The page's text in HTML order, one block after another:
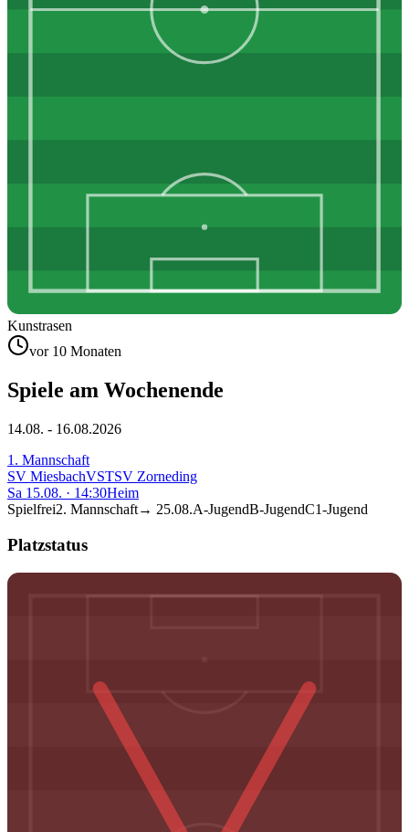
Kunstrasen
vor 10 Monaten
Spiele am Wochenende
14.08. - 16.08.2026
1. Mannschaft
SV MiesbachVSTSV Zorneding
Sa 15.08. · 14:30Heim
Spielfrei2. Mannschaft→ 25.08.A-JugendB-JugendC1-Jugend
Platzstatus